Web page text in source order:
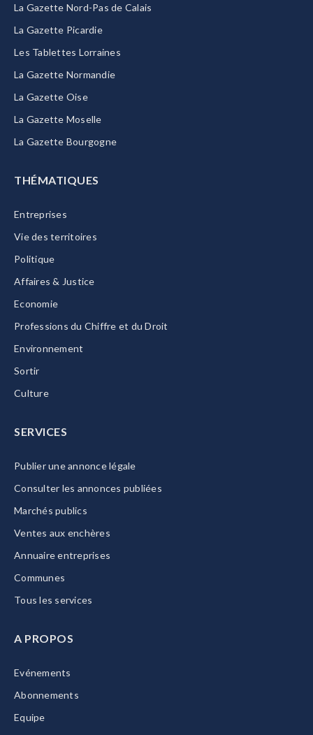
La Gazette Nord-Pas de Calais
La Gazette Picardie
Les Tablettes Lorraines
La Gazette Normandie
La Gazette Oise
La Gazette Moselle
La Gazette Bourgogne
THÉMATIQUES
Entreprises
Vie des territoires
Politique
Affaires & Justice
Economie
Professions du Chiffre et du Droit
Environnement
Sortir
Culture
SERVICES
Publier une annonce légale
Consulter les annonces publiées
Marchés publics
Ventes aux enchères
Annuaire entreprises
Communes
Tous les services
A PROPOS
Evénements
Abonnements
Equipe